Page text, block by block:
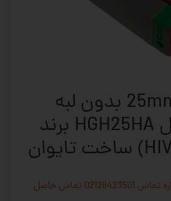
واگن عرض 25mm بدون لبه
طول بلند مدل HGH25HA برند
برای استعلام قیمت با شماره تماس 02128423501 تماس حاصل